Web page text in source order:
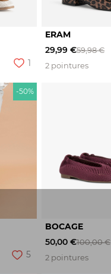
1
ERAM
29,99 €59,98 €
2 pointures
-50%
5
BOCAGE
50,00 €100,00 €
2 pointures